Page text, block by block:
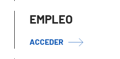
EMPLEO
ACCEDER